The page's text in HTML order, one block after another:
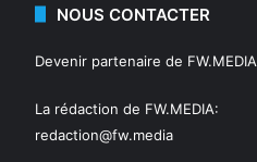
NOUS CONTACTER
Devenir partenaire de FW.MEDIA
La rédaction de FW.MEDIA:
redaction@fw.media